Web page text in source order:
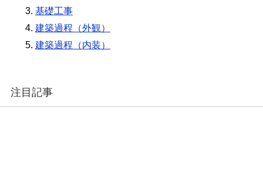
基礎工事
建築過程（外観）
建築過程（内装）
注目記事